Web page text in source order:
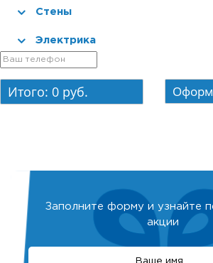
Стены
Электрика
Итого: 0руб.
Заполните форму и узнайте
акции